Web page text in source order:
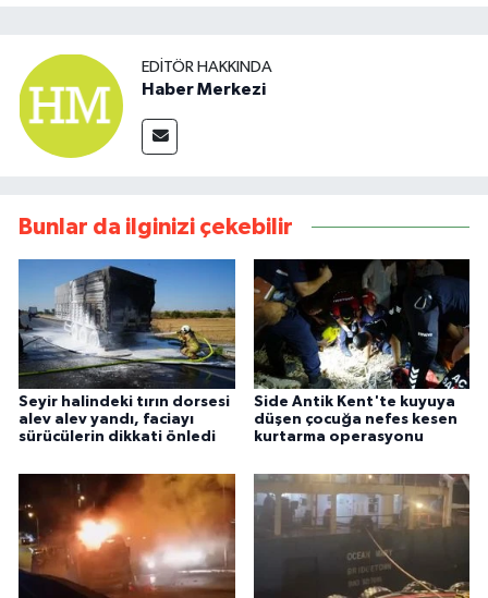
EDITÖR HAKKINDA
Haber Merkezi
Bunlar da ilginizi çekebilir
Seyir halindeki tırın dorsesi
alev alev yandı, faciayı
sürücülerin dikkati önledi
Side Antik Kent'te kuyuya
düşen çocuğa nefes kesen
kurtarma operasyonu